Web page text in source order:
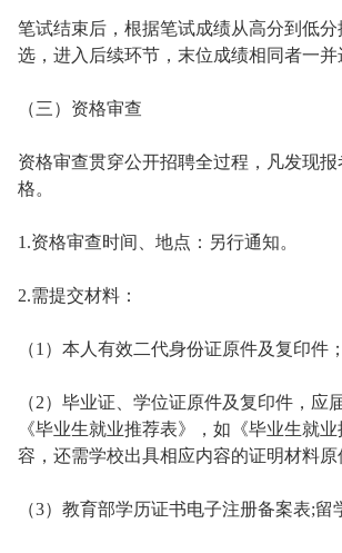
笔试结束后，根据笔试成绩从高分到低
选，进入后续环节，末位成绩相同者一并
（三）资格审查
资格审查贯穿公开招聘全过程，凡发现
格。
1.资格审查时间、地点：另行通知。
2.需提交材料：
（1）本人有效二代身份证原件及复印件；
（2）毕业证、学位证原件及复印件，
《毕业生就业推荐表》，如《毕业生就
容，还需学校出具相应内容的证明材料原
（3）教育部学历证书电子注册备案表;